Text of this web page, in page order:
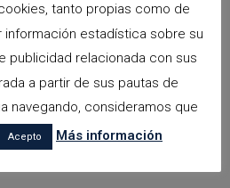
tanto propias como de
estadística sobre su
publicidad relacionada con sus
a partir de sus pautas de
navegando, consideramos que
Acepto Más información